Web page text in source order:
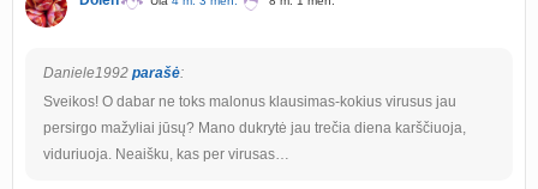
Daniele1992 parašė:
Sveikos! O dabar ne toks malonus klausimas-kokius virusus jau
persirgo mažyliai jūsų? Mano dukrytė jau trečia diena karščiuoja,
viduriuoja. Neaišku, kas per virusas…